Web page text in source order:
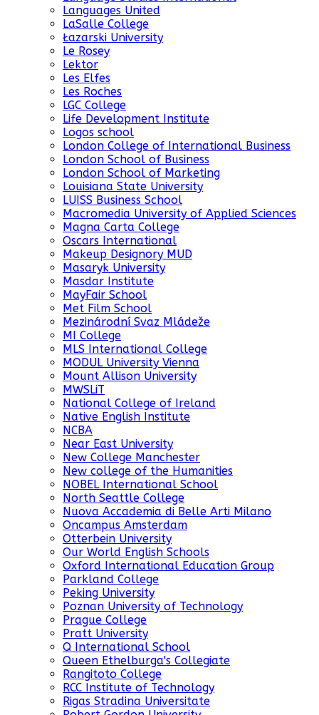
Languages United
LaSalle College
Łazarski University
Le Rosey
Lektor
Les Elfes
Les Roches
LGC College
Life Development Institute
Logos school
London College of International Business
London School of Business
London School of Marketing
Louisiana State University
LUISS Business School
Macromedia University of Applied Sciences
Magna Carta College
Oscars International
Makeup Designory MUD
Masaryk University
Masdar Institute
MayFair School
Met Film School
Mezinárodní Svaz Mládeže
MI College
MLS International College
MODUL University Vienna
Mount Allison University
MWSLiT
National College of Ireland
Native English Institute
NCBA
Near East University
New College Manchester
New college of the Humanities
NOBEL International School
North Seattle College
Nuova Accademia di Belle Arti Milano
Oncampus Amsterdam
Otterbein University
Our World English Schools
Oxford International Education Group
Parkland College
Peking University
Poznan University of Technology
Prague College
Pratt University
Q International School
Queen Ethelburga's Collegiate
Rangitoto College
RCC Institute of Technology
Rigas Stradina Universitate